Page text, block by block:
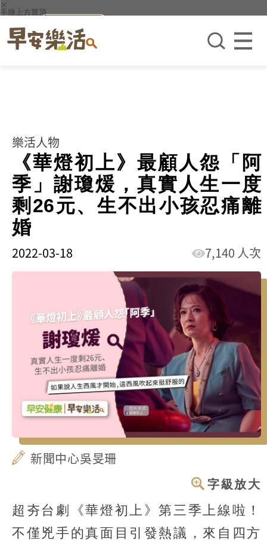
×
手機上方置頂
樂活人物
《華燈初上》最顧人怨「阿
季」謝瓊煖，真實人生一度
剩26元、生不出小孩忍痛離
婚
2022-03-18 7,140 人次
新聞中心吳旻珊
字級放大
超夯台劇《華燈初上》第三季上線啦！
不僅兇手的真面目引發熱議，來自四方